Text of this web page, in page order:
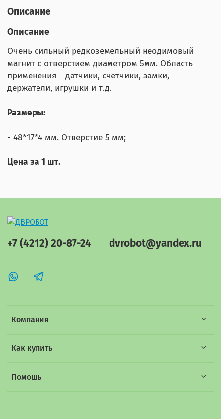
Описание
Описание
Очень сильный редкоземельный неодимовый
магнит с отверстием диаметром 5мм. Область
применения - датчики, счетчики, замки,
держатели, игрушки и т.д.
Размеры:
- 48*17*4 мм. Отверстие 5 мм;
Цена за 1 шт.
Компания
Как купить
Помощь
+7 (4212) 20-87-24 dvrobot@yandex.ru